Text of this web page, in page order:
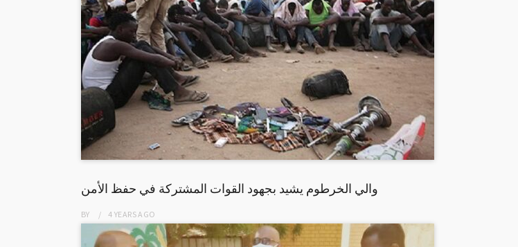
والي الخرطوم يشيد بجهود القوات المشتركة في حفظ الأمن
BY 4 YEARSAGO